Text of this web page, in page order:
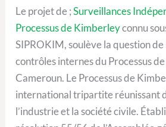
Le projet de ;Surveillances
Processus de Kimberleyconnu
SIPROKIM, soulève la question
contrôles internes du Processus
Cameroun. Le Processus de
international tripartite réunissant
l’industrie et la société civile.